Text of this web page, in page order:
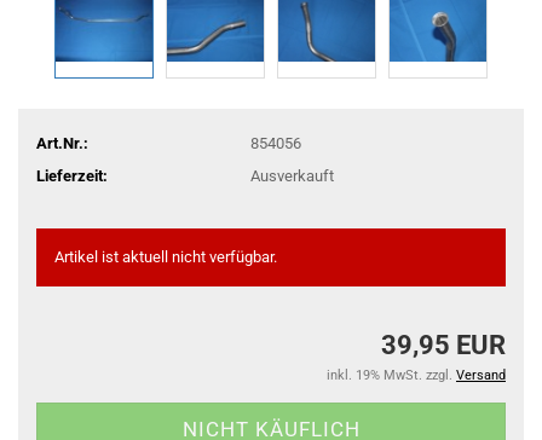
Art.Nr.:
854056
Lieferzeit:
Ausverkauft
Artikel ist aktuell nicht verfügbar.
39,95 EUR
inkl. 19% MwSt. zzgl. Versand